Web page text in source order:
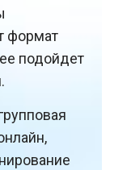
формат
подойдет